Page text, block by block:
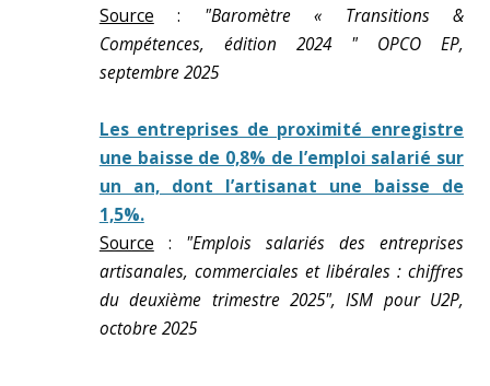
Source : "Baromètre « Transitions &
Compétences, édition 2024 " OPCO EP,
septembre 2025
Les entreprises de proximité enregistre
une baisse de 0,8% de l’emploi salarié sur
un an, dont l’artisanat une baisse de
1,5%.
Source : "Emplois salariés des entreprises
artisanales, commerciales et libérales : chiffres
du deuxième trimestre 2025", ISM pour U2P,
octobre 2025